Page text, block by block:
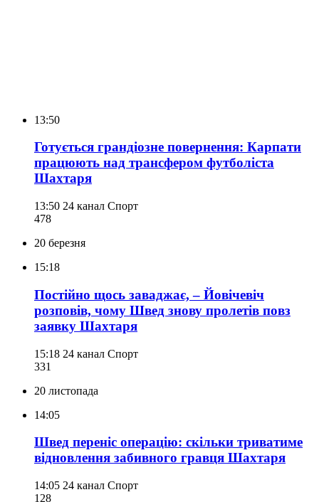
13:50
Готується грандіозне повернення: Карпати
працюють над трансфером футболіста
Шахтаря
13:50 24 канал Спорт
478
20 березня
15:18
Постійно щось заваджає, – Йовічевіч
розповів, чому Швед знову пролетів повз
заявку Шахтаря
15:18 24 канал Спорт
331
20 листопада
14:05
Швед переніс операцію: скільки триватиме
відновлення забивного гравця Шахтаря
14:05 24 канал Спорт
128